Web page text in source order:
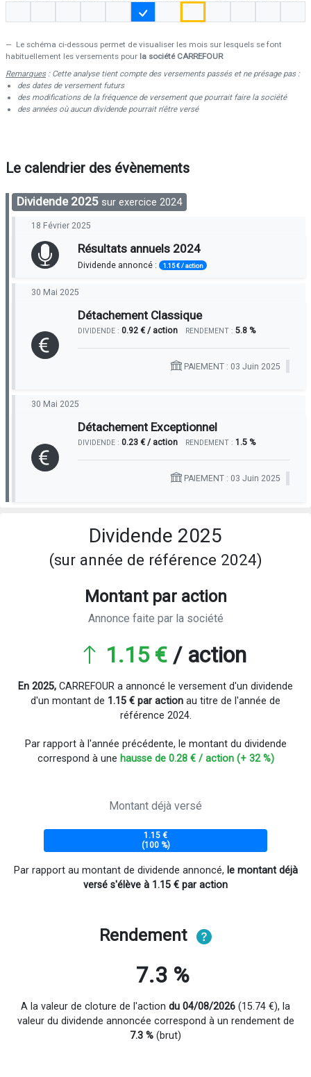
Le schéma ci-dessous permet de visualiser les mois sur lesquels se font
habituellement les versements pour la société CARREFOUR
Remarques: Cette analyse tient compte des versements passés et ne présage pas :
des dates de versement futurs
des modifications de la fréquence de versement que pourrait faire la société
des années où aucun dividende pourrait n'être versé
Le calendrier des évènements
Dividende 2025 sur exercice 2024
18 Février 2025
Résultats annuels 2024
Dividende annoncé : 1.15 € / action
30 Mai 2025
Détachement Classique
DIVIDENDE : 0.92 € / action RENDEMENT : 5.8 %
PAIEMENT : 03 Juin 2025
30 Mai 2025
Détachement Exceptionnel
DIVIDENDE : 0.23 € / action RENDEMENT : 1.5 %
PAIEMENT : 03 Juin 2025
Dividende 2025
(sur année de référence 2024)
Montant par action
Annonce faite par la société
1.15 €/ action
En 2025, CARREFOUR a annoncé le versement d'un dividende
d'un montant de 1.15 € par action au titre de l'année de
référence 2024.
Par rapport à l'année précédente, le montant du dividende
correspond à une hausse de 0.28 € / action (+ 32 %)
Montant déjà versé
1.15 €
(100 %)
Par rapport au montant de dividende annoncé, le montant déjà
versé s'élève à 1.15 € par action
Rendement
7.3 %
A la valeur de cloture de l'action du 04/08/2026 (15.74 €), la
valeur du dividende annoncée correspond à un rendement de
7.3 % (brut)